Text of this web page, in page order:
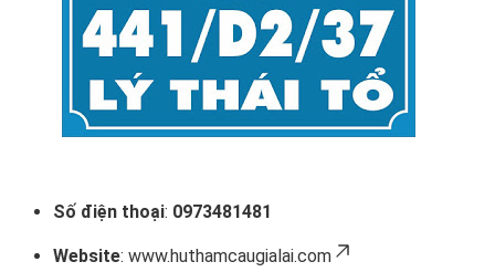
Số điện thoại: 0973481481
Website: www.huthamcaugialai.com